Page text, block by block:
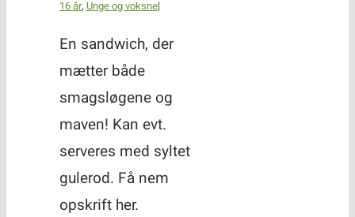
16 år, Unge og voksne|
En sandwich, der
mætter både
smagsløgene og
maven! Kan evt.
serveres med syltet
gulerod. Få nem
opskrift her.